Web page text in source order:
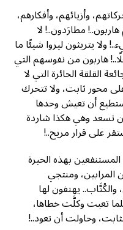
وأزيائهم، وأفكارهم،
مطارَدون..! لا
يتريثون ليروا شيئًا ما
هاربون من نفوسهم التي
القلقة الحائرة التي لا
محور ثابت، ولا تتحرك
أن تعيش وحدها
تسعد وهي هكذا شاردة
على قرار مريح..!
بهذه الحيرة
المرابين، ومنتجي
والكُتَّاب.. يهتفون لها
تعبت وكلَّت خطاها،
وحاولت أن تعود..!